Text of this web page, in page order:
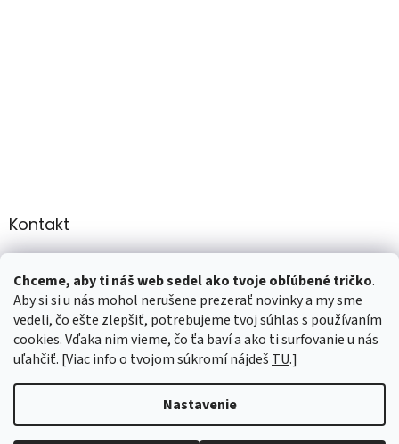
Chceme, aby ti náš web sedel ako tvoje obľúbené tričko.
Aby si si u nás mohol nerušene prezerať novinky a my sme
vedeli, čo ešte zlepšiť, potrebujeme tvoj súhlas s používaním
cookies. Vďaka nim vieme, čo ťa baví a ako ti surfovanie u nás
uľahčiť. [Viac info o tvojom súkromí nájdeš TU.]
Nastavenie
Kontakt
+421 907947783
Vytvoril Shoptet